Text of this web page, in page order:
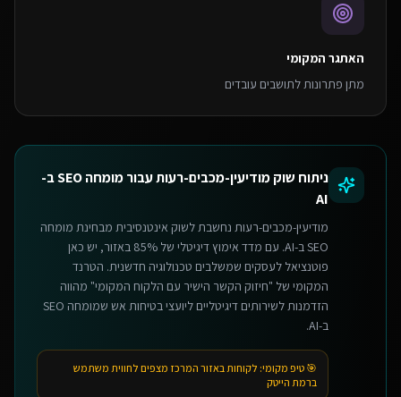
האתגר המקומי
מתן פתרונות לתושבים עובדים
ניתוח שוקמודיעין-מכבים-רעותעבור
מומחה SEO ב-
AI
מודיעין-מכבים-רעות נחשבת לשוק אינטנסיבית מבחינת מומחה
SEO ב-AI. עם מדד אימוץ דיגיטלי של 85% באזור, יש כאן
פוטנציאל לעסקים שמשלבים טכנולוגיה חדשנית. הטרנד
המקומי של "חיזוק הקשר הישיר עם הלקוח המקומי" מהווה
הזדמנות לשירותים דיגיטליים ליועצי בטיחות אש שמומחה SEO
ב-AI.
🎯 טיפ מקומי: לקוחות באזור המרכז מצפים לחווית משתמש
ברמת הייטק